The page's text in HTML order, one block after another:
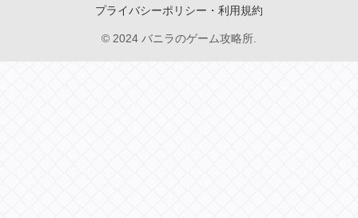
プライバシーポリシー・利用規約
© 2024 バニラのゲーム攻略所.